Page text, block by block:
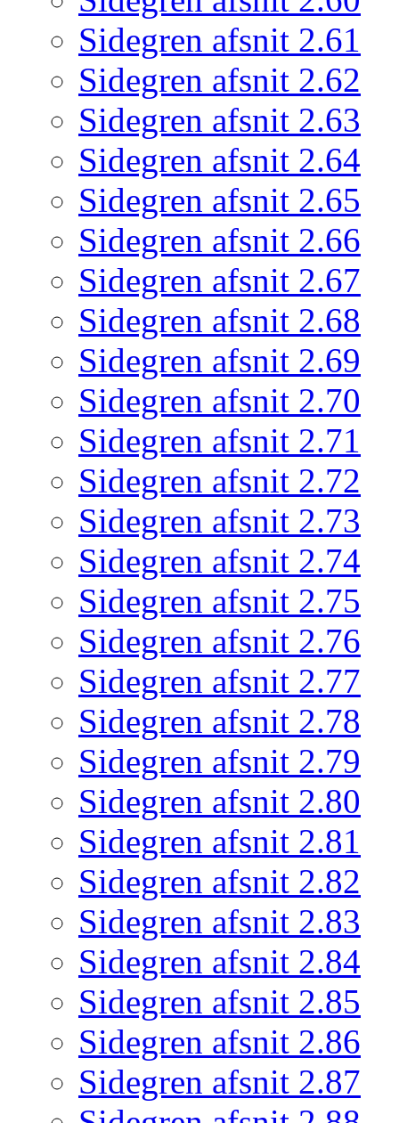
Sidegren afsnit 2.61
Sidegren afsnit 2.62
Sidegren afsnit 2.63
Sidegren afsnit 2.64
Sidegren afsnit 2.65
Sidegren afsnit 2.66
Sidegren afsnit 2.67
Sidegren afsnit 2.68
Sidegren afsnit 2.69
Sidegren afsnit 2.70
Sidegren afsnit 2.71
Sidegren afsnit 2.72
Sidegren afsnit 2.73
Sidegren afsnit 2.74
Sidegren afsnit 2.75
Sidegren afsnit 2.76
Sidegren afsnit 2.77
Sidegren afsnit 2.78
Sidegren afsnit 2.79
Sidegren afsnit 2.80
Sidegren afsnit 2.81
Sidegren afsnit 2.82
Sidegren afsnit 2.83
Sidegren afsnit 2.84
Sidegren afsnit 2.85
Sidegren afsnit 2.86
Sidegren afsnit 2.87